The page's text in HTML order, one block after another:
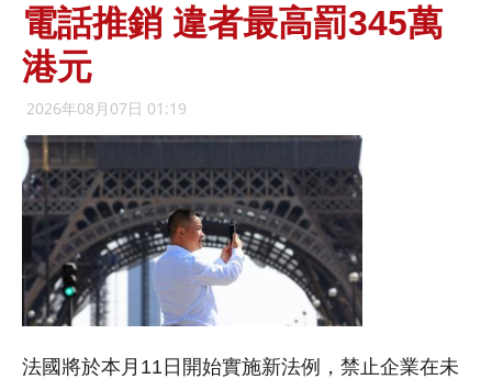
電話推銷 違者最高罰345萬
港元
2026年08月07日 01:19
法國將於本月11日開始實施新法例，禁止企業在未